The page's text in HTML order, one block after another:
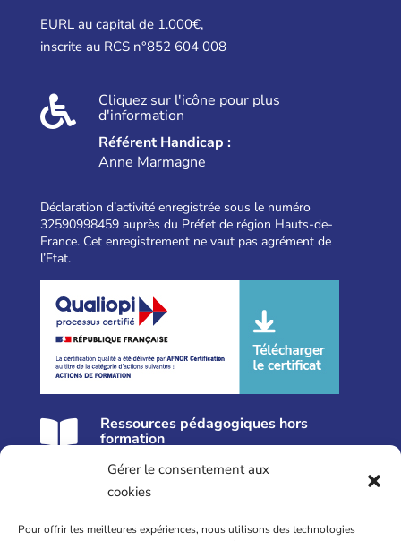
Gérer le consentement aux
cookies
Pour offrir les meilleures expériences, nous utilisons des technologies
EURL au capital de 1.000€,
inscrite au RCS n°852 604 008
 Cliquez sur l'icône pour plus
d'information
Référent Handicap :
Anne Marmagne
Déclaration d’activité enregistrée sous le numéro
32590998459 auprès du Préfet de région Hauts-de-
France. Cet enregistrement ne vaut pas agrément de
l’Etat.
 Ressources pédagogiques hors
formation
Nos formations près de Lille
Formation Réflexologie